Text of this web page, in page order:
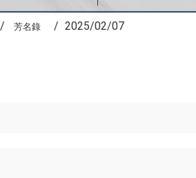
芳名錄 2025/02/07